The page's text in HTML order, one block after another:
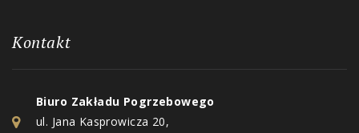
Kontakt
Biuro Zakładu Pogrzebowego
ul. Jana Kasprowicza 20,